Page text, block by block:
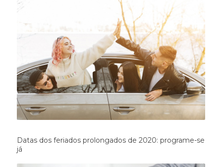
Datas dos feriados prolongados de 2020: programe-se
já